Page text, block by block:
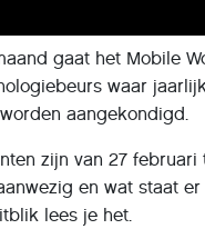
gaat het Mobile
waar
aangekondigd.
zijn van 27
en wat staat
lees je het.